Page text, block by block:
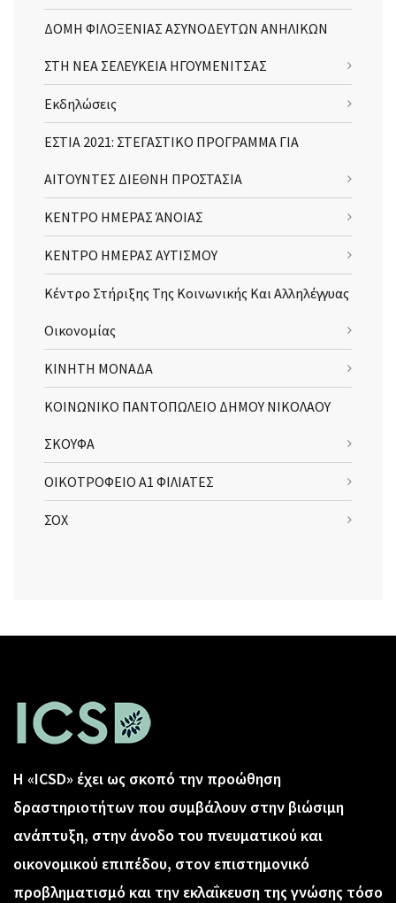
ΔΟΜΗ ΦΙΛΟΞΕΝΙΑΣ ΑΣΥΝΟΔΕΥΤΩΝ ΑΝΗΛΙΚΩΝ
ΣΤΗ ΝΕΑ ΣΕΛΕΥΚΕΙΑ ΗΓΟΥΜΕΝΙΤΣΑΣ
Εκδηλώσεις
ΕΣΤΙΑ 2021: ΣΤΕΓΑΣΤΙΚΟ ΠΡΟΓΡΑΜΜΑ ΓΙΑ
ΑΙΤΟΥΝΤΕΣ ΔΙΕΘΝΗ ΠΡΟΣΤΑΣΙΑ
ΚΕΝΤΡΟ ΗΜΕΡΑΣ ΆΝΟΙΑΣ
ΚΕΝΤΡΟ ΗΜΕΡΑΣ ΑΥΤΙΣΜΟΥ
Κέντρο Στήριξης Της Κοινωνικής Και Αλληλέγγυας
Οικονομίας
ΚΙΝΗΤΗ ΜΟΝΑΔΑ
ΚΟΙΝΩΝΙΚΟ ΠΑΝΤΟΠΩΛΕΙΟ ΔΗΜΟΥ ΝΙΚΟΛΑΟΥ
ΣΚΟΥΦΑ
ΟΙΚΟΤΡΟΦΕΙΟ Α1 ΦΙΛΙΑΤΕΣ
ΣΟΧ
Η «ICSD» έχει ως σκοπό την προώθηση
δραστηριοτήτων που συμβάλουν στην βιώσιμη
ανάπτυξη, στην άνοδο του πνευματικού και
οικονομικού επιπέδου, στον επιστημονικό
προβληματισμό και την εκλαΐκευση της γνώσης τόσο